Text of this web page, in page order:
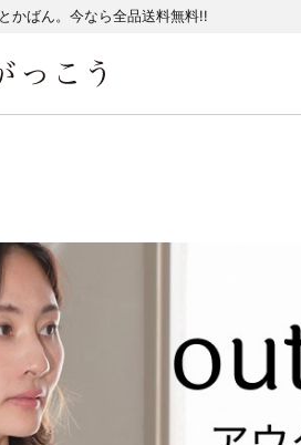
かばん。今なら全品送料無料!!